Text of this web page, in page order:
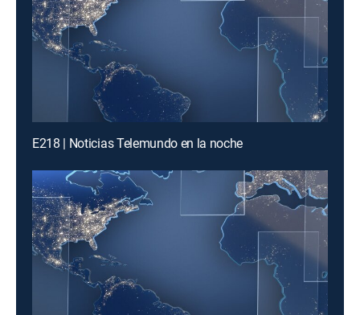
E218 | Noticias Telemundo en la noche